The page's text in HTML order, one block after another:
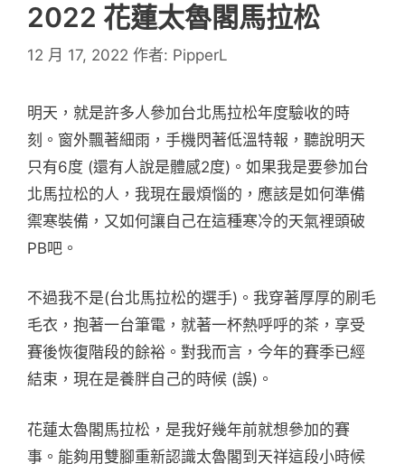
2022 花蓮太魯閣馬拉松
12 月 17, 2022 作者: PipperL
明天，就是許多人參加台北馬拉松年度驗收的時
刻。窗外飄著細雨，手機閃著低溫特報，聽說明天
只有6度 (還有人說是體感2度)。如果我是要參加台
北馬拉松的人，我現在最煩惱的，應該是如何準備
禦寒裝備，又如何讓自己在這種寒冷的天氣裡頭破
PB吧。
不過我不是(台北馬拉松的選手)。我穿著厚厚的刷毛
毛衣，抱著一台筆電，就著一杯熱呼呼的茶，享受
賽後恢復階段的餘裕。對我而言，今年的賽季已經
結束，現在是養胖自己的時候 (誤)。
花蓮太魯閣馬拉松，是我好幾年前就想參加的賽
事。能夠用雙腳重新認識太魯閣到天祥這段小時候